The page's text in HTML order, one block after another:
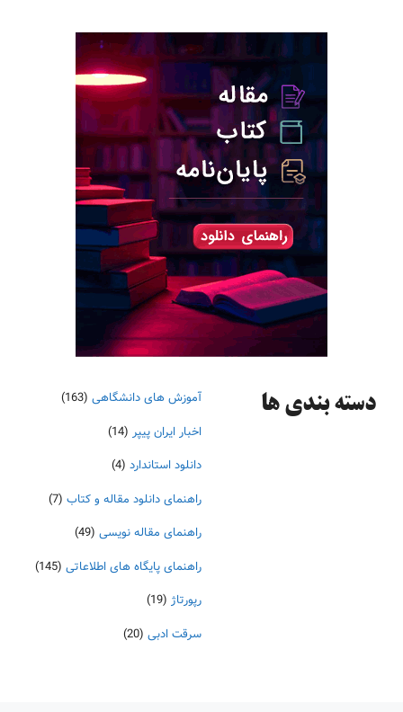
دسته‌ بندی ها آموزش های دانشگاهی (163)
اخبار ایران پیپر (14)
دانلود استاندارد (4)
راهنمای دانلود مقاله و کتاب (7)
راهنمای مقاله نویسی (49)
راهنمای پایگاه های اطلاعاتی (145)
رپورتاژ (19)
سرقت ادبی (20)